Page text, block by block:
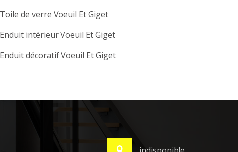
Toile de verre Voeuil Et Giget
Enduit intérieur Voeuil Et Giget
Enduit décoratif Voeuil Et Giget